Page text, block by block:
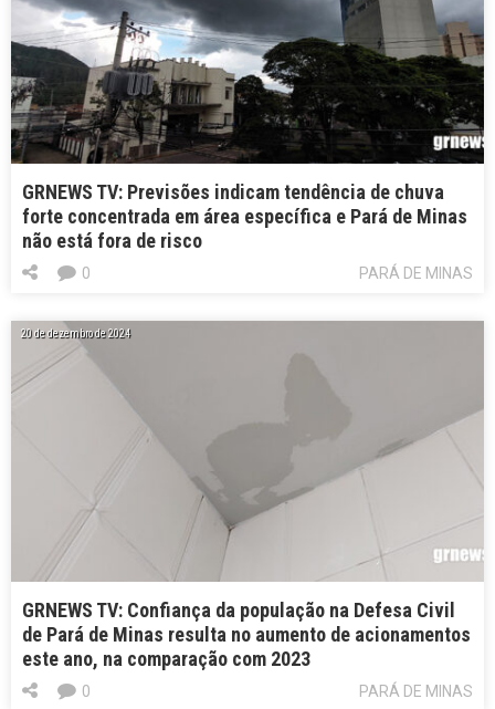
GRNEWS TV: Previsões indicam tendência de chuva
forte concentrada em área específica e Pará de Minas
não está fora de risco
PARÁ DE MINAS
0
20 de dezembro de 2024
GRNEWS TV: Confiança da população na Defesa Civil
de Pará de Minas resulta no aumento de acionamentos
este ano, na comparação com 2023
PARÁ DE MINAS
0